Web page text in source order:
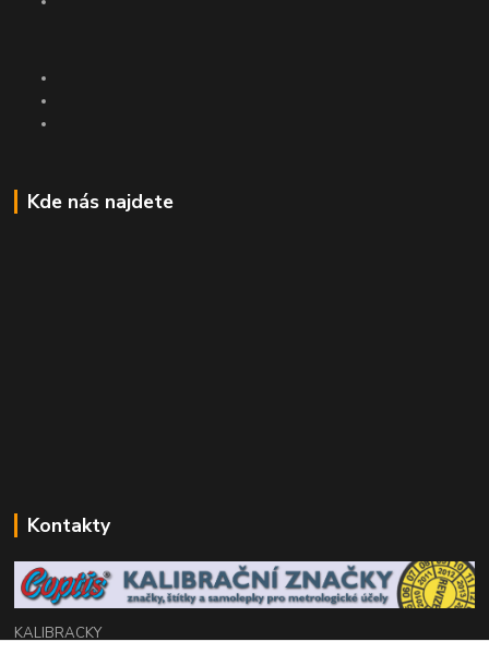
Kde nás najdete
Kontakty
KALIBRACKY